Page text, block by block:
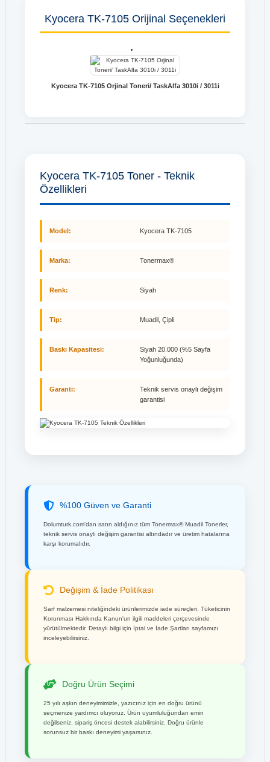
Kyocera TK-7105 Orijinal Seçenekleri
Kyocera TK-7105 Orjinal Toneri/ TaskAlfa 3010i / 3011i
Kyocera TK-7105 Toner - Teknik
Özellikleri
Model: Kyocera TK-7105
Marka: Tonermax®
Renk: Siyah
Tip: Muadil, Çipli
Baskı Kapasitesi:
Siyah 20.000 (%5 Sayfa
Yoğunluğunda)
Garanti:
Teknik servis onaylı değişim
garantisi
%100 Güven ve Garanti
Dolumturk.com'dan satın aldığınız tüm Tonermax® Muadil Tonerler,
teknik servis onaylı değişim garantisi altındadır ve üretim hatalarına
karşı korumalıdır.
Değişim & İade Politikası
Sarf malzemesi niteliğindeki ürünlerimizde iade süreçleri, Tüketicinin
Korunması Hakkında Kanun'un ilgili maddeleri çerçevesinde
yürütülmektedir. Detaylı bilgi için İptal ve İade Şartları sayfamızı
inceleyebilirsiniz.
Doğru Ürün Seçimi
25 yılı aşkın deneyimimizle, yazıcınız için en doğru ürünü
seçmenize yardımcı oluyoruz. Ürün uyumluluğundan emin
değilseniz, sipariş öncesi destek alabilirsiniz. Doğru ürünle
sorunsuz bir baskı deneyimi yaşarsınız.